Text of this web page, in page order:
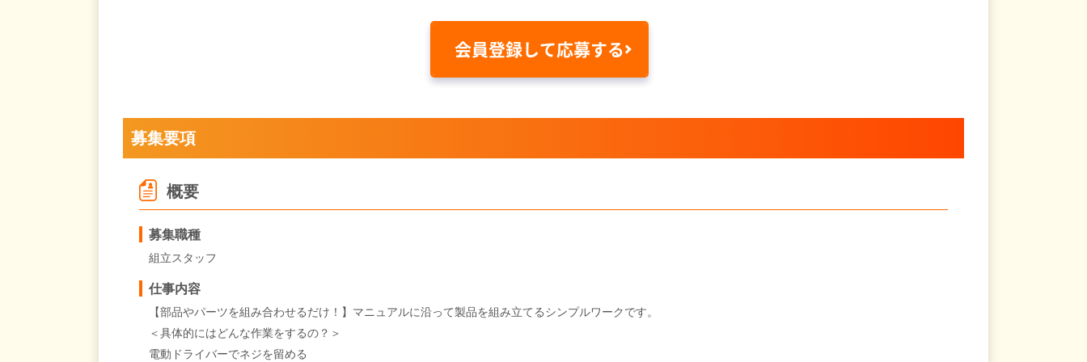
会員登録して応募する
募集要項
概要
募集職種
組立スタッフ
仕事内容
【部品やパーツを組み合わせるだけ！】マニュアルに沿って製品を組み立てるシンプルワークです。
＜具体的にはどんな作業をするの？＞
電動ドライバーでネジを留める